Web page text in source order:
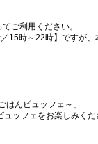
ご利用ください。
15時～22時】ですが、
はんビュッフェ～」
ッフェをお楽しみくだ